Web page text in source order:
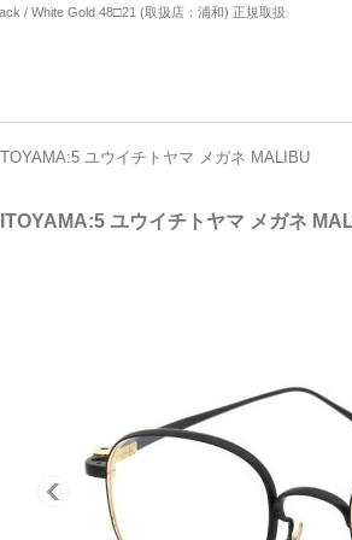
/ White Gold 48□21 (取扱店：浦和) 正規取扱
ユウイチトヤマ メガネ MALIBU
ユウイチトヤマ メガネ